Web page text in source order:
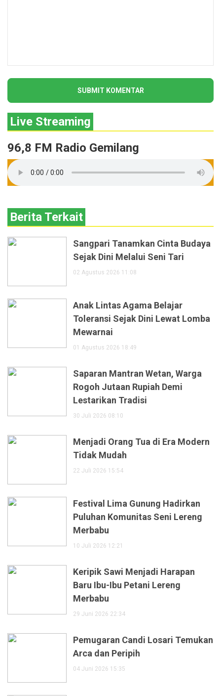
Live Streaming
96,8 FM Radio Gemilang
Berita Terkait
Sangpari Tanamkan Cinta Budaya
Sejak Dini Melalui Seni Tari
02 Agustus 2026 11:08
Anak Lintas Agama Belajar
Toleransi Sejak Dini Lewat Lomba
Mewarnai
01 Agustus 2026 18:49
Saparan Mantran Wetan, Warga
Rogoh Jutaan Rupiah Demi
Lestarikan Tradisi
30 Juli 2026 08:10
Menjadi Orang Tua di Era Modern
Tidak Mudah
22 Juli 2026 15:54
Festival Lima Gunung Hadirkan
Puluhan Komunitas Seni Lereng
Merbabu
10 Juli 2026 12:21
Keripik Sawi Menjadi Harapan
Baru Ibu-Ibu Petani Lereng
Merbabu
29 Juni 2026 22:34
Pemugaran Candi Losari Temukan
Arca dan Peripih
04 Juni 2026 15:35